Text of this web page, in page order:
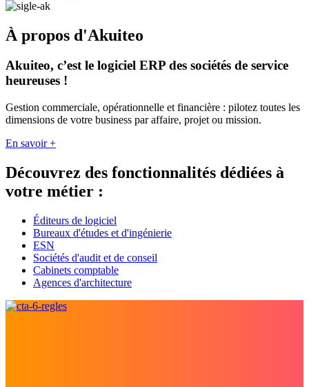
À propos d'Akuiteo
Akuiteo, c’est le logiciel ERP des sociétés de service
heureuses !
Gestion commerciale, opérationnelle et financière : pilotez toutes les
dimensions de votre business par affaire, projet ou mission.
En savoir +
Découvrez des fonctionnalités dédiées à
votre métier :
Éditeurs de logiciel
Bureaux d'études et d'ingénierie
ESN
Sociétés d'audit et de conseil
Cabinets comptable
Agences d'architecture